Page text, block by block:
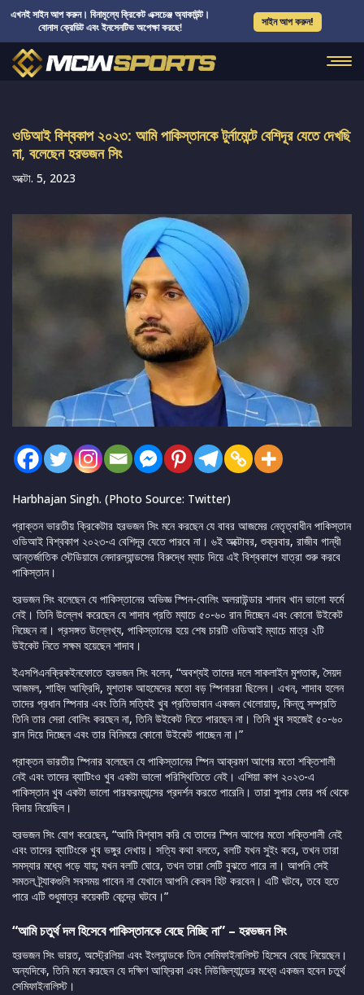
এখনই সাইন আপ করুন। বিনামূল্যে ক্রিকেট এক্সচেঞ্জ অ্যাকাউন্ট।
বোনাস ক্রেডিট এবং ইনসেনটিভ অপেক্ষা করছে!
সাইন আপ করুন!
ওডিআই বিশ্বকাপ ২০২৩: আমি পাকিস্তানকে টুর্নামেন্টে বেশিদূর যেতে দেখছি
না, বলেছেন হরভজন সিং
অক্টো. 5, 2023
Harbhajan Singh. (Photo Source: Twitter)
প্রাক্তন ভারতীয় ক্রিকেটার হরভজন সিং মনে করছেন যে বাবর আজমের নেতৃত্বাধীন পাকিস্তান
ওডিআই বিশ্বকাপ ২০২৩-এ বেশিদূর যেতে পারবে না। ৬ই অক্টোবর, শুক্রবার, রাজীব গান্ধী
আন্তর্জাতিক স্টেডিয়ামে নেদারল্যান্ডসের বিরুদ্ধে ম্যাচ দিয়ে এই বিশ্বকাপে যাত্রা শুরু করবে
পাকিস্তান।
হরভজন সিং বলেছেন যে পাকিস্তানের অভিজ্ঞ স্পিন-বোলিং অলরাউন্ডার শাদাব খান ভালো ফর্মে
নেই। তিনি উল্লেখ করেছেন যে শাদাব প্রতি ম্যাচে ৫০-৬০ রান দিচ্ছেন এবং কোনো উইকেট
নিচ্ছেন না। প্রসঙ্গত উল্লেখ্য, পাকিস্তানের হয়ে শেষ চারটি ওডিআই ম্যাচে মাত্র ২টি
উইকেট নিতে সক্ষম হয়েছেন শাদাব।
ইএসপিএনক্রিকইনফোতে হরভজন সিং বলেন, “অবশ্যই তাদের দলে সাকলাইন মুশতাক, সৈয়দ
আজমল, শাহিদ আফ্রিদি, মুশতাক আহমেদের মতো বড় স্পিনাররা ছিলেন। এখন, শাদাব হলেন
তাদের প্রধান স্পিনার এবং তিনি সত্যিই খুব প্রতিভাবান একজন খেলোয়াড়, কিন্তু সম্প্রতি
তিনি তার সেরা বোলিং করছেন না, তিনি উইকেট নিতে পারছেন না। তিনি খুব সহজেই ৫০-৬০
রান দিয়ে দিচ্ছেন এবং তার বিনিময়ে কোনো উইকেট পাচ্ছেন না।”
প্রাক্তন ভারতীয় স্পিনার বলেছেন যে পাকিস্তানের স্পিন আক্রমণ আগের মতো শক্তিশালী
নেই এবং তাদের ব্যাটিংও খুব একটা ভালো পরিস্থিতিতে নেই। এশিয়া কাপ ২০২৩-এ
পাকিস্তান খুব একটা ভালো পারফরম্যান্সের প্রদর্শন করতে পারেনি। তারা সুপার ফোর পর্ব থেকে
বিদায় নিয়েছিল।
হরভজন সিং যোগ করেছেন, “আমি বিশ্বাস করি যে তাদের স্পিন আগের মতো শক্তিশালী নেই
এবং তাদের ব্যাটিংকে খুব ভঙ্গুর দেখায়। সত্যি কথা বলতে, বলটি যখন সুইং করে, তখন তারা
সমস্যার মধ্যে পড়ে যায়; যখন বলটি ঘোরে, তখন তারা সেটি বুঝতে পারে না। আপনি সেই
সমতল ট্র্যাকগুলি সবসময় পাবেন না যেখানে আপনি কেবল হিট করবেন। এটি ঘটবে, তবে হতে
পারে এটি শুধুমাত্র কয়েকটি কেন্দ্রে ঘটবে।”
“আমি চতুর্থ দল হিসেবে পাকিস্তানকে বেছে নিচ্ছি না” – হরভজন সিং
হরভজন সিং ভারত, অস্ট্রেলিয়া এবং ইংল্যান্ডকে তিন সেমিফাইনালিস্ট হিসেবে বেছে নিয়েছেন।
অন্যদিকে, তিনি মনে করছেন যে দক্ষিণ আফ্রিকা এবং নিউজিল্যান্ডের মধ্যে একজন হবেন চতুর্থ
সেমিফাইনালিস্ট।